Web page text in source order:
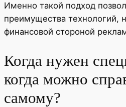
Именно такой подход
преимущества технологий,
финансовой стороной
Когда нужен
когда можно
самому?